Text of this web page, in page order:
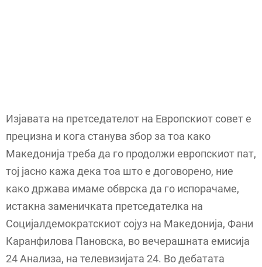
Изјавата на претседателот на Европскиот совет е
прецизна и кога станува збор за тоа како
Македонија треба да го продолжи европскиот пат,
тој јасно кажа дека тоа што е договорено, ние
како држава имаме обврска да го испорачаме,
истакна заменичката претседателка на
Социјалдемократскиот сојуз на Македонија, Фани
Каранфилова Пановска, во вечерашната емисија
24 Анализа, на телевизијата 24. Во дебатата